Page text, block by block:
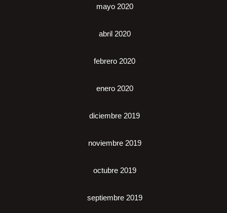
mayo 2020
abril 2020
febrero 2020
enero 2020
diciembre 2019
noviembre 2019
octubre 2019
septiembre 2019